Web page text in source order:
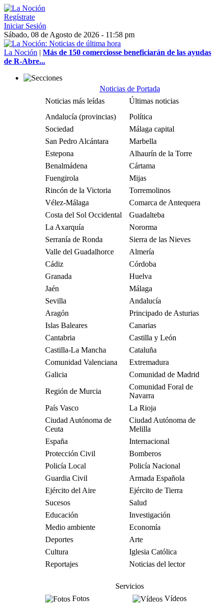
Regístrate
Iniciar Sesión
Sábado, 08 de Agosto de 2026 - 11:58 pm
La Noción | Más de 150 comerciosse beneficiarán de las ayudas
de R-Abre...
Noticias de Portada
Noticias más leídas
Últimas noticias
Andalucía (provincias)
Política
Sociedad
Málaga capital
San Pedro Alcántara
Marbella
Estepona
Alhaurín de la Torre
Benalmádena
Cártama
Fuengirola
Mijas
Rincón de la Victoria
Torremolinos
Vélez-Málaga
Comarca de Antequera
Costa del Sol Occidental
Guadalteba
La Axarquía
Nororma
Serranía de Ronda
Sierra de las Nieves
Valle del Guadalhorce
Almería
Cádiz
Córdoba
Granada
Huelva
Jaén
Málaga
Sevilla
Andalucía
Aragón
Principado de Asturias
Islas Baleares
Canarias
Cantabria
Castilla y León
Castilla-La Mancha
Cataluña
Comunidad Valenciana
Extremadura
Galicia
Comunidad de Madrid
Región de Murcia
Comunidad Foral de
Navarra
País Vasco
La Rioja
Ciudad Autónoma de
Ceuta
Ciudad Autónoma de
Melilla
España
Internacional
Protección Civil
Bomberos
Policía Local
Policía Nacional
Guardia Civil
Armada Española
Ejército del Aire
Ejército de Tierra
Sucesos
Salud
Educación
Investigación
Medio ambiente
Economía
Deportes
Arte
Cultura
Iglesia Católica
Reportajes
Noticias del lector
Servicios
Fotos
Vídeos